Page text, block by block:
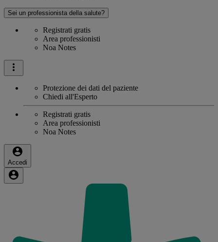
Sei un professionista della salute?
Registrati gratis
Area professionisti
Noa Notes
Protezione dei dati del paziente
Chiedi all'Esperto
Registrati gratis
Area professionisti
Noa Notes
Accedi